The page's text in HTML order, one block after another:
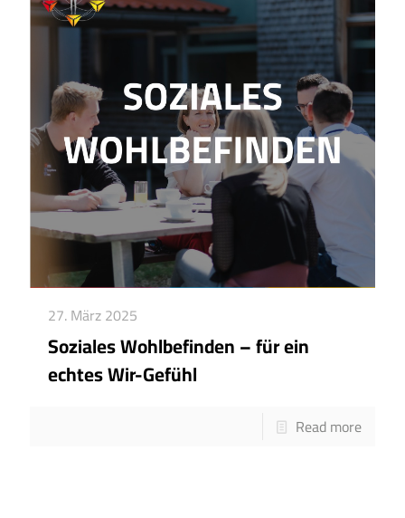
27. März 2025
Soziales Wohlbefinden – für ein
echtes Wir-Gefühl
Read more